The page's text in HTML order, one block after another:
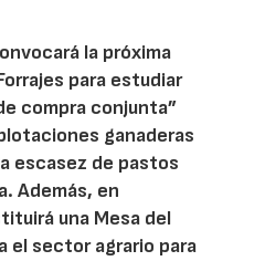
la próxima
para estudiar
compra conjunta”
ganaderas
escasez de pastos
Además, en
una Mesa del
el sector agrario para